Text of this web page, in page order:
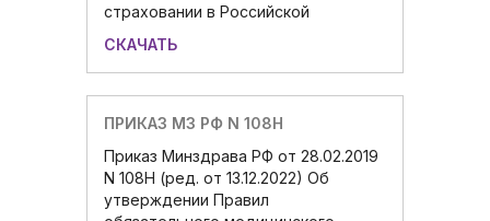
страховании в Российской
СКАЧАТЬ
ПРИКАЗ МЗ РФ N 108Н
Приказ Минздрава РФ от 28.02.2019
N 108Н (ред. от 13.12.2022) Об
утверждении Правил